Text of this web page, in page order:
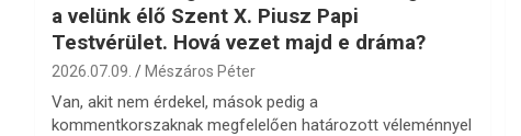
a velünk élő Szent X. Piusz Papi
Testvérület. Hová vezet majd e dráma?
2026.07.09. Mészáros Péter
Van, akit nem érdekel, mások pedig a
kommentkorszaknak megfelelően határozott véleménnyel